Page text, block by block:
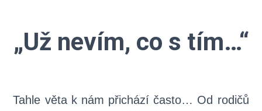
„Už nevím, co s tím…“
Tahle věta k nám přichází často… Od rodičů